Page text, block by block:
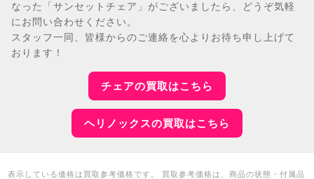
なった「サンセットチェア」がございましたら、どうぞ気軽
にお問い合わせください。
スタッフ一同、皆様からのご連絡を心よりお待ち申し上げて
おります！
チェアの買取はこちら
ヘリノックスの買取はこちら
表示している価格は買取参考価格です。 買取参考価格は、商品の状態・付属品